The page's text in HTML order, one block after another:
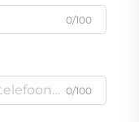
0/100
0/100